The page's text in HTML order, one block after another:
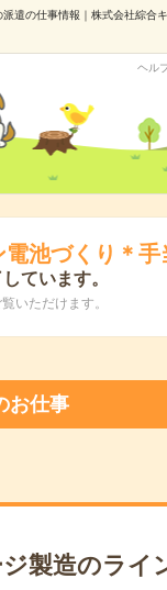
遣の仕事情報｜株式会社綜
ヘル
池づくり＊
ています。
いただけます。
お仕事
製造のライ